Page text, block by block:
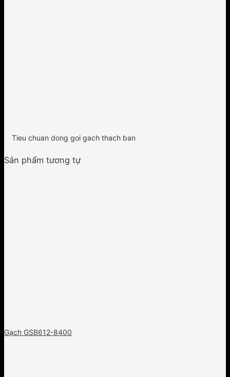
Tieu chuan dong goi gach thach ban
Sản phẩm tương tự
Gạch GSB612-8400